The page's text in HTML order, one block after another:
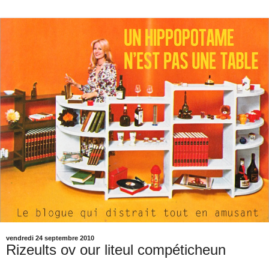
vendredi 24 septembre 2010
Rizeults ov our liteul compéticheun